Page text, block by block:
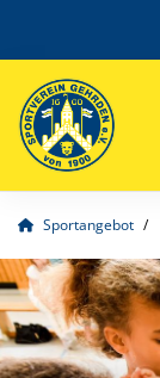
Sportangebot